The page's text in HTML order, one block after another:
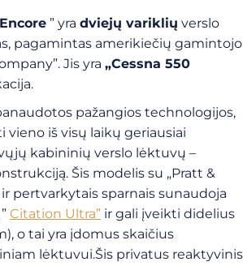
” yra dviejų variklių verslo
pagamintas amerikiečių gamintojo
Jis yra „Cessna 550
pažangios technologijos,
iš visų laikų geriausiai
kabininių verslo lėktuvų –
Šis modelis su „Pratt &
pertvarkytais sparnais sunaudoja
Citation Ultra” ir gali įveikti didelius
o tai yra įdomus skaičius
lėktuvui.Šis privatus reaktyvinis